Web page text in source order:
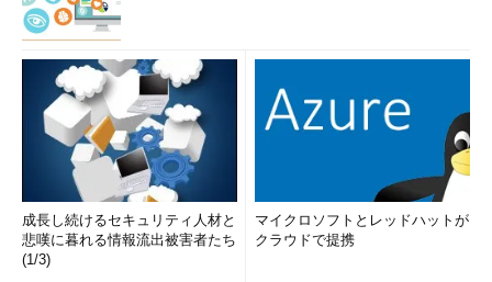
成長し続けるセキュリティ人材と
悲嘆に暮れる情報流出被害者たち
(1/3)
マイクロソフトとレッドハットが
クラウドで提携